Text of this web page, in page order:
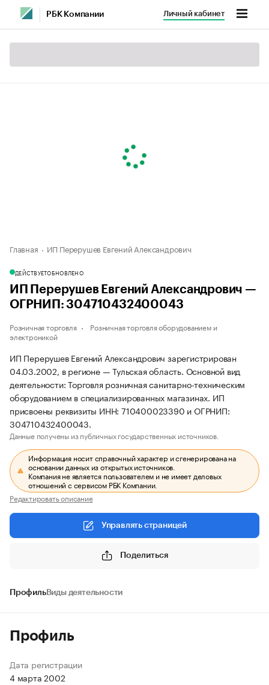
РБК Компании Личный кабинет
Главная ИП Перерушев Евгений Александрович
ДЕЙСТВУЕТОБНОВЛЕНО
ИП Перерушев Евгений Александрович —
ОГРНИП: 304710432400043
Розничная торговля
Розничная торговля оборудованием и
электроникой
ИП Перерушев Евгений Александрович зарегистрирован
04.03.2002, в регионе — Тульская область. Основной вид
деятельности: Торговля розничная санитарно-техническим
оборудованием в специализированных магазинах. ИП
присвоены реквизиты ИНН: 710400023390 и ОГРНИП:
304710432400043.
Данные получены из публичных государственных источников.
Информация носит справочный характер и сгенерирована на
основании данных из открытых источников.
Компания не является пользователем и не имеет деловых
отношений с сервисом РБК Компании.
Редактировать описание
Управлять страницей
Поделиться
ПрофильВиды деятельности
Профиль
Дата регистрации
4 марта 2002